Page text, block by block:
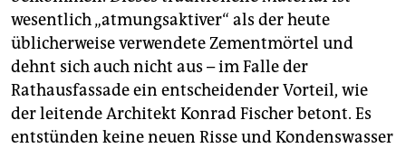
fragen & hilfe
unterstützen
abo
genossenschaft
wesentlich „atmungsaktiver“ als der heute
üblicherweise verwendete Zementmörtel und
dehnt sich auch nicht aus – im Falle der
Rathausfassade ein entscheidender Vorteil, wie
der leitende Architekt Konrad Fischer betont. Es
entstünden keine neuen Risse und Kondenswasser